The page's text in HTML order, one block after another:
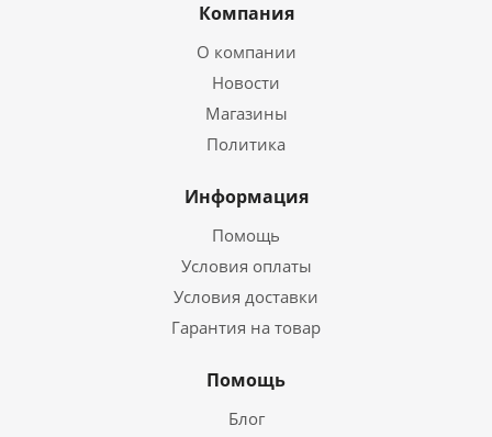
Компания
О компании
Новости
Магазины
Политика
Информация
Помощь
Условия оплаты
Условия доставки
Гарантия на товар
Помощь
Блог